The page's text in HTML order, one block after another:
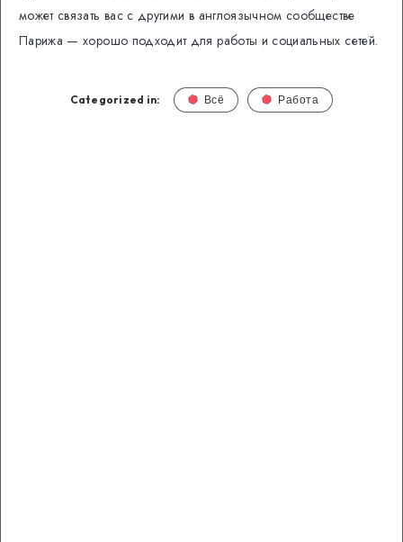
может связать вас с другими в англоязычном сообществе
Парижа — хорошо подходит для работы и социальных сетей.
Categorized in: Всё Работа